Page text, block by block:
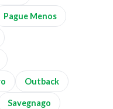
Pague Menos
Outback
Savegnago